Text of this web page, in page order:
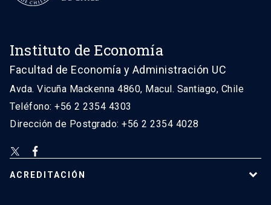
Instituto de Economía
Facultad de Economía y Administración UC
Avda. Vicuña Mackenna 4860, Macul. Santiago, Chile
Teléfono: +56 2 2354 4303
Dirección de Postgrado: +56 2 2354 4028
ACREDITACIÓN